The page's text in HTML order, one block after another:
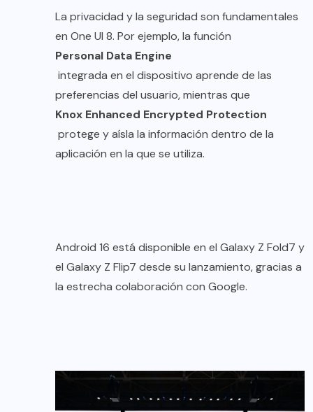
La privacidad y la seguridad son fundamentales
en One UI 8. Por ejemplo, la función
Personal Data Engine
integrada en el dispositivo aprende de las
preferencias del usuario, mientras que
Knox Enhanced Encrypted Protection
protege y aísla la información dentro de la
aplicación en la que se utiliza.
Android 16 está disponible en el Galaxy Z Fold7 y
el Galaxy Z Flip7 desde su lanzamiento, gracias a
la estrecha colaboración con Google.